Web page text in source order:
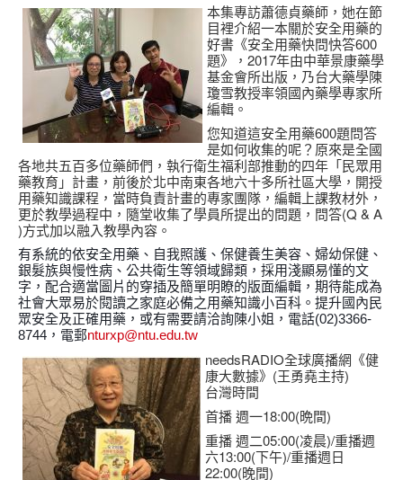
本集專訪蕭德貞藥師，她在節
目裡介紹一本關於安全用藥的
好書《安全用藥快問快答600
題》，2017年由中華景康藥學
基金會所出版，乃台大藥學陳
瓊雪教授率領國內藥學專家所
編輯。
您知道這安全用藥600題問答
是如何收集的呢？原來是全國
各地共五百多位藥師們，執行衛生福利部推動的四年「民眾用
藥教育」計畫，前後於北中南東各地六十多所社區大學，開授
用藥知識課程，當時負責計畫的專家團隊，編輯上課教材外，
更於教學過程中，隨堂收集了學員所提出的問題，問答(Q & A
)方式加以融入教學內容。
有系統的依安全用藥、自我照護、保健養生美容、婦幼保健、
銀髮族與慢性病、公共衛生等領域歸類，採用淺顯易懂的文
字，配合適當圖片的穿插及簡單明瞭的版面編輯，期待能成為
社會大眾易於閱讀之家庭必備之用藥知識小百科。提升國內民
眾安全及正確用藥，或有需要請洽詢陳小姐，電話(02)3366-
8744，電郵nturxp@ntu.edu.tw
needsRADIO全球廣播網《健
康大數據》(王勇堯主持)
台灣時間
首播 週一18:00(晩間)
重播 週二05:00(凌晨)/重播週
六13:00(下午)/重播週日
22:00(晚間)